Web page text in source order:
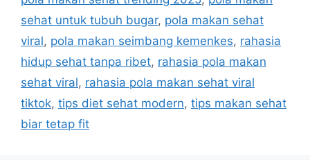
sehat untuk tubuh bugar, pola makan sehat
viral, pola makan seimbang kemenkes, rahasia
hidup sehat tanpa ribet, rahasia pola makan
sehat viral, rahasia pola makan sehat viral
tiktok, tips diet sehat modern, tips makan sehat
biar tetap fit